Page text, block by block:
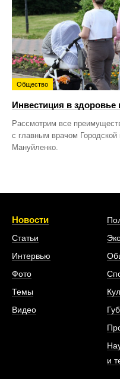
Общество
Инвестиция в здоровье
Рассмотрим все
с главным врачом
Мануйленко.
Новости
Статьи
Интервью
Фото
Темы
Видео
и